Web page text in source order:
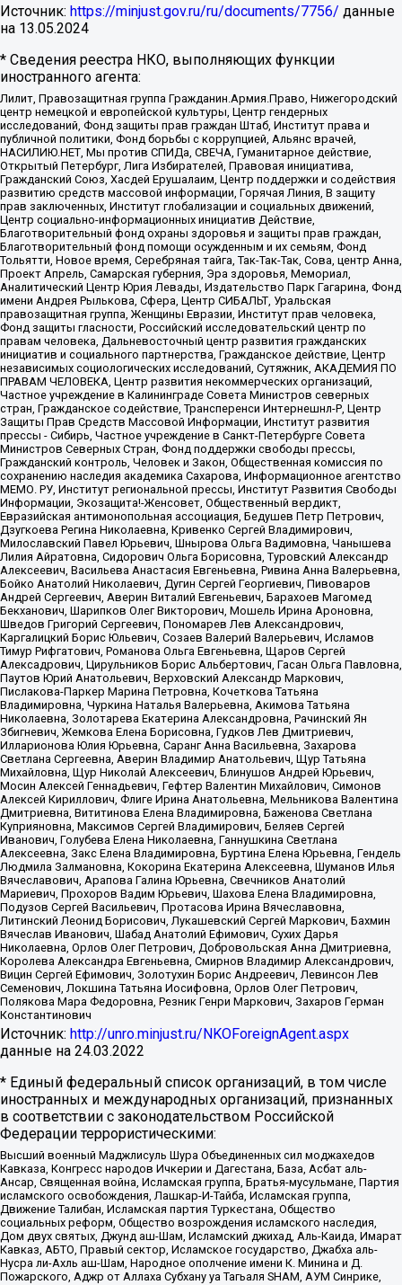
Источник: https://minjust.gov.ru/ru/documents/7756/ данные
на 13.05.2024
* Сведения реестра НКО, выполняющих функции
иностранного агента:
Лилит, Правозащитная группа Гражданин.Армия.Право, Нижегородский
центр немецкой и европейской культуры, Центр гендерных
исследований, Фонд защиты прав граждан Штаб, Институт права и
публичной политики, Фонд борьбы с коррупцией, Альянс врачей,
НАСИЛИЮ.НЕТ, Мы против СПИДа, СВЕЧА, Гуманитарное действие,
Открытый Петербург, Лига Избирателей, Правовая инициатива,
Гражданский Союз, Хасдей Ерушалаим, Центр поддержки и содействия
развитию средств массовой информации, Горячая Линия, В защиту
прав заключенных, Институт глобализации и социальных движений,
Центр социально-информационных инициатив Действие,
Благотворительный фонд охраны здоровья и защиты прав граждан,
Благотворительный фонд помощи осужденным и их семьям, Фонд
Тольятти, Новое время, Серебряная тайга, Так-Так-Так, Сова, центр Анна,
Проект Апрель, Самарская губерния, Эра здоровья, Мемориал,
Аналитический Центр Юрия Левады, Издательство Парк Гагарина, Фонд
имени Андрея Рылькова, Сфера, Центр СИБАЛЬТ, Уральская
правозащитная группа, Женщины Евразии, Институт прав человека,
Фонд защиты гласности, Российский исследовательский центр по
правам человека, Дальневосточный центр развития гражданских
инициатив и социального партнерства, Гражданское действие, Центр
независимых социологических исследований, Сутяжник, АКАДЕМИЯ ПО
ПРАВАМ ЧЕЛОВЕКА, Центр развития некоммерческих организаций,
Частное учреждение в Калининграде Совета Министров северных
стран, Гражданское содействие, Трансперенси Интернешнл-Р, Центр
Защиты Прав Средств Массовой Информации, Институт развития
прессы - Сибирь, Частное учреждение в Санкт-Петербурге Совета
Министров Северных Стран, Фонд поддержки свободы прессы,
Гражданский контроль, Человек и Закон, Общественная комиссия по
сохранению наследия академика Сахарова, Информационное агентство
МЕМО. РУ, Институт региональной прессы, Институт Развития Свободы
Информации, Экозащита!-Женсовет, Общественный вердикт,
Евразийская антимонопольная ассоциация, Бедушев Петр Петрович,
Дзугкоева Регина Николаевна, Кривенко Сергей Владимирович,
Милославский Павел Юрьевич, Шнырова Ольга Вадимовна, Чанышева
Лилия Айратовна, Сидорович Ольга Борисовна, Туровский Александр
Алексеевич, Васильева Анастасия Евгеньевна, Ривина Анна Валерьевна,
Бойко Анатолий Николаевич, Дугин Сергей Георгиевич, Пивоваров
Андрей Сергеевич, Аверин Виталий Евгеньевич, Барахоев Магомед
Бекханович, Шарипков Олег Викторович, Мошель Ирина Ароновна,
Шведов Григорий Сергеевич, Пономарев Лев Александрович,
Каргалицкий Борис Юльевич, Созаев Валерий Валерьевич, Исламов
Тимур Рифгатович, Романова Ольга Евгеньевна, Щаров Сергей
Алексадрович, Цирульников Борис Альбертович, Гасан Ольга Павловна,
Паутов Юрий Анатольевич, Верховский Александр Маркович,
Пислакова-Паркер Марина Петровна, Кочеткова Татьяна
Владимировна, Чуркина Наталья Валерьевна, Акимова Татьяна
Николаевна, Золотарева Екатерина Александровна, Рачинский Ян
Збигневич, Жемкова Елена Борисовна, Гудков Лев Дмитриевич,
Илларионова Юлия Юрьевна, Саранг Анна Васильевна, Захарова
Светлана Сергеевна, Аверин Владимир Анатольевич, Щур Татьяна
Михайловна, Щур Николай Алексеевич, Блинушов Андрей Юрьевич,
Мосин Алексей Геннадьевич, Гефтер Валентин Михайлович, Симонов
Алексей Кириллович, Флиге Ирина Анатольевна, Мельникова Валентина
Дмитриевна, Вититинова Елена Владимировна, Баженова Светлана
Куприяновна, Максимов Сергей Владимирович, Беляев Сергей
Иванович, Голубева Елена Николаевна, Ганнушкина Светлана
Алексеевна, Закс Елена Владимировна, Буртина Елена Юрьевна, Гендель
Людмила Залмановна, Кокорина Екатерина Алексеевна, Шуманов Илья
Вячеславович, Арапова Галина Юрьевна, Свечников Анатолий
Мариевич, Прохоров Вадим Юрьевич, Шахова Елена Владимировна,
Подузов Сергей Васильевич, Протасова Ирина Вячеславовна,
Литинский Леонид Борисович, Лукашевский Сергей Маркович, Бахмин
Вячеслав Иванович, Шабад Анатолий Ефимович, Сухих Дарья
Николаевна, Орлов Олег Петрович, Добровольская Анна Дмитриевна,
Королева Александра Евгеньевна, Смирнов Владимир Александрович,
Вицин Сергей Ефимович, Золотухин Борис Андреевич, Левинсон Лев
Семенович, Локшина Татьяна Иосифовна, Орлов Олег Петрович,
Полякова Мара Федоровна, Резник Генри Маркович, Захаров Герман
Константинович
Источник: http://unro.minjust.ru/NKOForeignAgent.aspx
данные на 24.03.2022
* Единый федеральный список организаций, в том числе
иностранных и международных организаций, признанных
в соответствии с законодательством Российской
Федерации террористическими:
Высший военный Маджлисуль Шура Объединенных сил моджахедов
Кавказа, Конгресс народов Ичкерии и Дагестана, База, Асбат аль-
Ансар, Священная война, Исламская группа, Братья-мусульмане, Партия
исламского освобождения, Лашкар-И-Тайба, Исламская группа,
Движение Талибан, Исламская партия Туркестана, Общество
социальных реформ, Общество возрождения исламского наследия,
Дом двух святых, Джунд аш-Шам, Исламский джихад, Аль-Каида, Имарат
Кавказ, АБТО, Правый сектор, Исламское государство, Джабха аль-
Нусра ли-Ахль аш-Шам, Народное ополчение имени К. Минина и Д.
Пожарского, Аджр от Аллаха Субхану уа Тагьаля SHAM, АУМ Синрике,